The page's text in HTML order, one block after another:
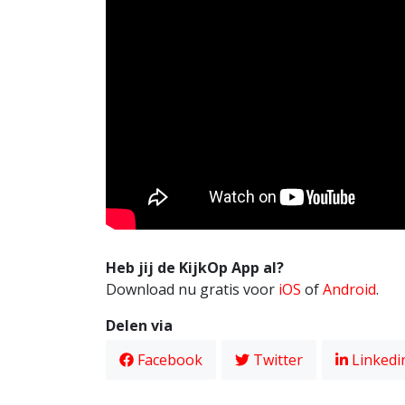
Heb jij de KijkOp App al?
Download nu gratis voor iOS ofAndroid.
Delen via
Facebook
Twitter